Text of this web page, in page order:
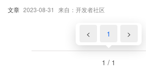
文章 2023-08-31 来自：开发者社区
< 1 >
1 / 1